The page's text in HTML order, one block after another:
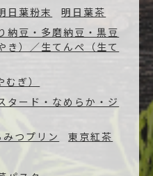
日葉粉末
明日葉茶
納豆・多磨納豆・黒豆
）／生てんぺ（生て
ぎ）
タード・なめらか・ジ
つプリン
東京紅茶